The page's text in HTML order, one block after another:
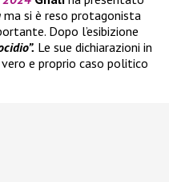
ma si è reso protagonista
Dopo l’esibizione
Le sue dichiarazioni in
e proprio caso politico